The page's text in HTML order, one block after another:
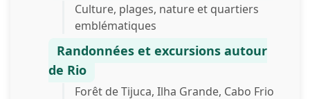
Culture, plages, nature et quartiers
emblématiques
Randonnées et excursions autour
de Rio
Forêt de Tijuca, Ilha Grande, Cabo Frio